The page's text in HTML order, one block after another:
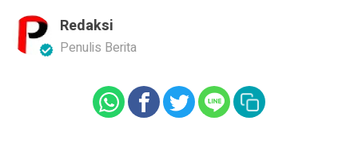
Redaksi
Penulis Berita